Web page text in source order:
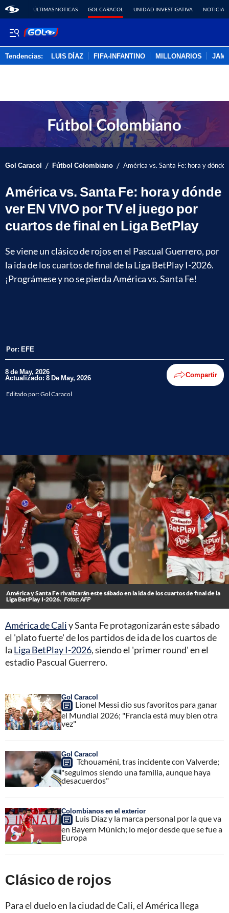
ÚLTIMAS NOTICAS GOL CARACOL UNIDAD INVESTIGATIVA NOTICIAS
Tendencias: LUIS DÍAZ FIFA-INFANTINO MILLONARIOS
Gol Caracol / Fútbol Colombiano / América vs. Santa Fe: hora y
América vs. Santa Fe: hora y dónde
ver EN VIVO por TV el juego por
cuartos de final en Liga BetPlay
Se viene un clásico de rojos en el Pascual Guerrero, por
la ida de los cuartos de final de la Liga BetPlay I-2026.
¡Prográmese y no se pierda América vs. Santa Fe!
Por: EFE
8 de May, 2026
Actualizado: 8 De May, 2026 Compartir
Editado por:Gol Caracol
América y Santa Fe rivalizarán este sábado en la ida de los cuartos de final de la
Liga BetPlay I-2026. Fotos: AFP
América de Caliy Santa Fe protagonizarán este sábado
el 'plato fuerte' de los partidos de ida de los cuartos de
la Liga BetPlay I-2026, siendo el 'primer round' en el
estadio Pascual Guerrero.
Gol Caracol
Lionel Messi dio sus favoritos para ganar
el Mundial 2026; "Francia está muy bien otra
vez"
Gol Caracol
Tchouaméni, tras incidente con Valverde;
"seguimos siendo una familia, aunque haya
desacuerdos"
Colombianos en el exterior
Luis Díaz y la marca personal por la que va
en Bayern Múnich; lo mejor desde que se fue a
Europa
Clásico de rojos
Para el duelo en la ciudad de Cali, el América llega